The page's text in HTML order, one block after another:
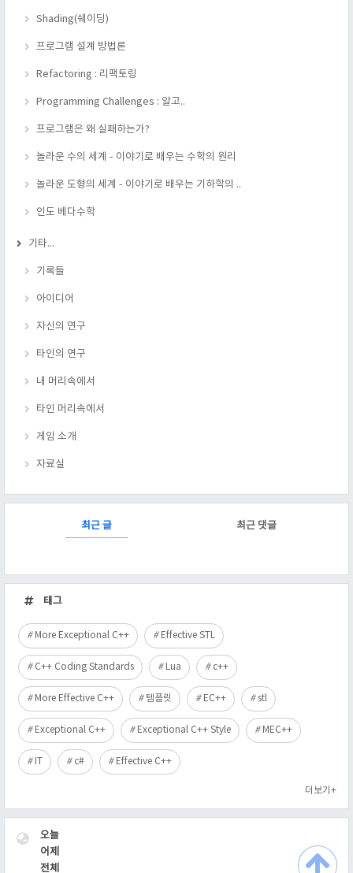
Shading(쉐이딩)
프로그램 설계 방법론
Refactoring : 리팩토링
Programming Challenges : 알고..
프로그램은 왜 실패하는가?
놀라운 수의 세계 - 이야기로 배우는 수학의 원리
놀라운 도형의 세계 - 이야기로 배우는 기하학의 ..
인도 베다수학
기타...
기록들
아이디어
자신의 연구
타인의 연구
내 머리속에서
타인 머리속에서
게임 소개
자료실
최근 글 최근 댓글
근
글
태그
More Exceptional C++ Effective STL
C++ Coding Standards Lua c++
More Effective C++ 템플릿 EC++ stl
Exceptional C++ Exceptional C++ Style MEC++
IT c# Effective C++
더보기+
VISITOR
오늘
어제
전체